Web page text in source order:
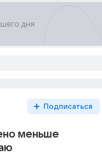
Подписаться
меньше